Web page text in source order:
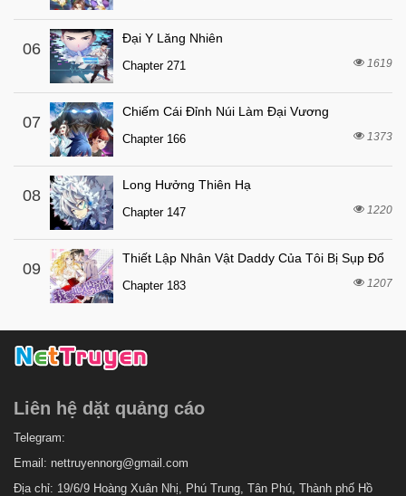
06
Đại Y Lăng Nhiên
Chapter 271 1619
07
Chiếm Cái Đỉnh Núi Làm Đại Vương
Chapter 166 1373
08
Long Hưởng Thiên Hạ
Chapter 147 1220
09
Thiết Lập Nhân Vật Daddy Của Tôi Bị Sụp Đổ
Chapter 183 1207
Liên hệ dặt quảng cáo
Telegram:
Email: nettruyennorg@gmail.com
Địa chỉ: 19/6/9 Hoàng Xuân Nhị, Phú Trung, Tân Phú, Thành phố Hồ